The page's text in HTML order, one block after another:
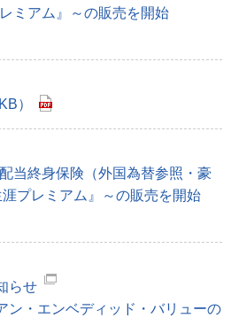
ミアム』～の販売を開始
）
当終身保険（外国為替参照・豪
プレミアム』～の販売を開始
らせ
ン・エンベディッド・バリューの